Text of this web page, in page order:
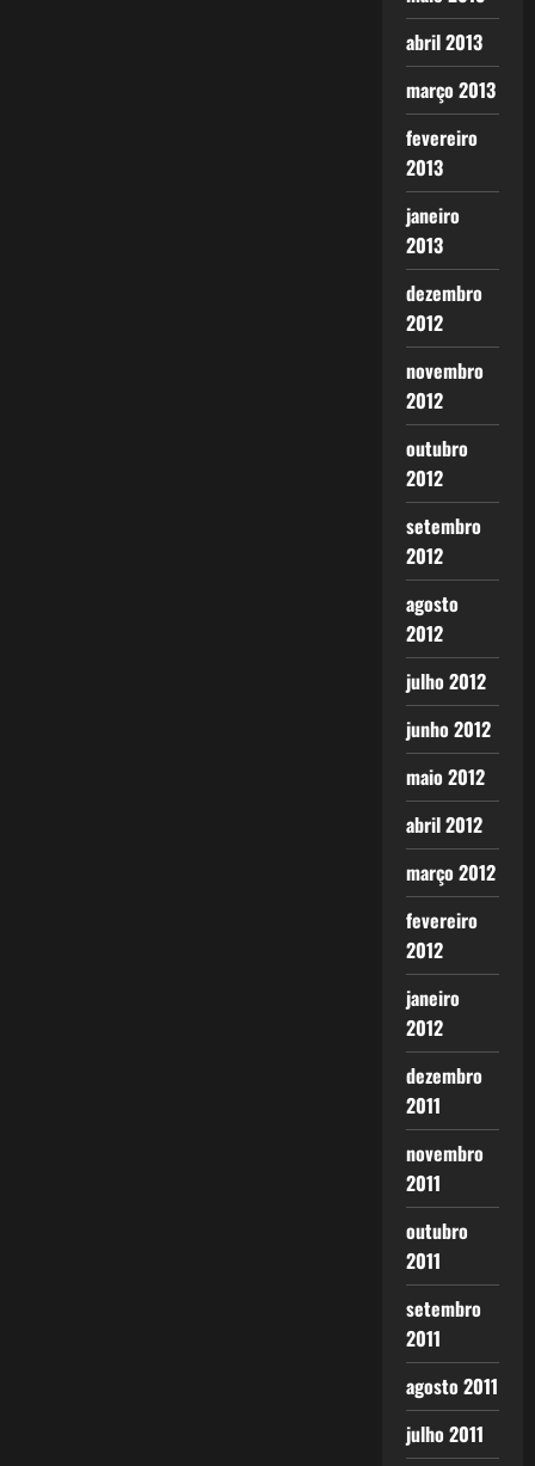
abril 2013
março 2013
fevereiro
2013
janeiro
2013
dezembro
2012
novembro
2012
outubro
2012
setembro
2012
agosto
2012
julho 2012
junho 2012
maio 2012
abril 2012
março 2012
fevereiro
2012
janeiro
2012
dezembro
2011
novembro
2011
outubro
2011
setembro
2011
agosto 2011
julho 2011